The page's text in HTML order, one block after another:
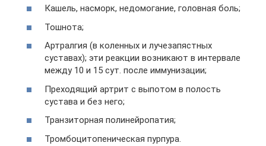
Кашель, насморк, недомогание, головная боль;
Тошнота;
Артралгия (в коленных и лучезапястных
суставах); эти реакции возникают в интервале
между 10 и 15 сут. после иммунизации;
Преходящий артрит с выпотом в полость
сустава и без него;
Транзиторная полинейропатия;
Тромбоцитопеническая пурпура.